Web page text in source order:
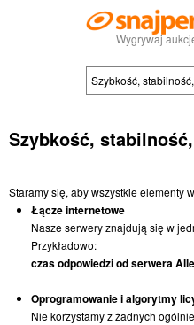
Wygrywaj
Szybkość,
Szybkość,
Staramy się, aby wszystkie elementy
Łącze internetowe
Nasze serwery znajdują się w
Przykładowo:
czas odpowiedzi od serwera
Oprogramowanie i algorytmy
Nie korzystamy z żadnych